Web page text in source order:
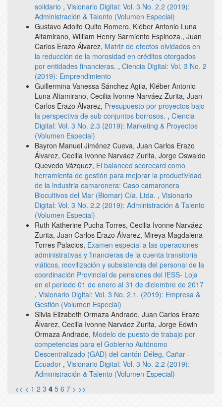
solidario , Visionario Digital: Vol. 3 No. 2.2 (2019):
Administración & Talento (Volumen Especial)
Gustavo Adolfo Quito Romero, Kléber Antonio Luna
Altamirano, William Henry Sarmiento Espinoza., Juan
Carlos Erazo Álvarez, Matriz de efectos olvidados en
la reducción de la morosidad en créditos otorgados
por entidades financieras. , Ciencia Digital: Vol. 3 No. 2
(2019): Emprendimiento
Guillermina Vanessa Sánchez Agila, Kléber Antonio
Luna Altamirano, Cecilia Ivonne Narváez Zurita, Juan
Carlos Erazo Álvarez, Presupuesto por proyectos bajo
la perspectiva de sub conjuntos borrosos. , Ciencia
Digital: Vol. 3 No. 2.3 (2019): Marketing & Proyectos
(Volumen Especial)
Bayron Manuel Jiménez Cueva, Juan Carlos Erazo
Álvarez, Cecilia Ivonne Narváez Zurita, Jorge Oswaldo
Quevedo Vázquez, El balanced scorecard como
herramienta de gestión para mejorar la productividad
de la industria camaronera: Caso camaronera
Biocultivos del Mar (Biomar) Cía. Ltda. , Visionario
Digital: Vol. 3 No. 2.2 (2019): Administración & Talento
(Volumen Especial)
Ruth Katherine Pucha Torres, Cecilia Ivonne Narváez
Zurita, Juan Carlos Erazo Álvarez, Mireya Magdalena
Torres Palacios, Examen especial a las operaciones
administrativas y financieras de la cuenta transitoria
viáticos, movilización y subsistencia del personal de la
coordinación Provincial de pensiones del IESS- Loja
en el periodo 01 de enero al 31 de diciembre de 2017
, Visionario Digital: Vol. 3 No. 2.1. (2019): Empresa &
Gestión (Volumen Especial)
Silvia Elizabeth Ormaza Andrade, Juan Carlos Erazo
Álvarez, Cecilia Ivonne Narváez Zurita, Jorge Edwin
Ormaza Andrade, Modelo de puesto de trabajo por
competencias para el Gobierno Autónomo
Descentralizado (GAD) del cantón Déleg, Cañar -
Ecuador , Visionario Digital: Vol. 3 No. 2.2 (2019):
Administración & Talento (Volumen Especial)
<< < 1 2 3 4 5 6 7 > >>